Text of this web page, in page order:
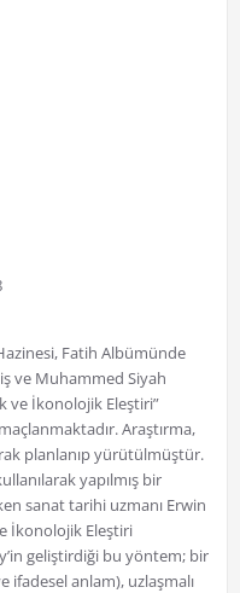
Fatih Albümünde
ve Muhammed Siyah
ve İkonolojik Eleştiri”
Araştırma,
planlanıp yürütülmüştür.
yapılmış bir
sanat tarihi uzmanı Erwin
İkonolojik Eleştiri
geliştirdiği bu yöntem; bir
ifadesel anlam), uzlaşmalı